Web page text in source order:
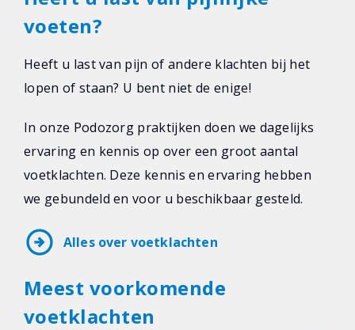
voeten?
Heeft u last van pijn of andere klachten bij het
lopen of staan? U bent niet de enige!
In onze Podozorg praktijken doen we dagelijks
ervaring en kennis op over een groot aantal
voetklachten. Deze kennis en ervaring hebben
we gebundeld en voor u beschikbaar gesteld.
arrow_circle_right Alles over voetklachten
Meest voorkomende
voetklachten